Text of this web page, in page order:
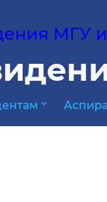
МГУ
expand_more